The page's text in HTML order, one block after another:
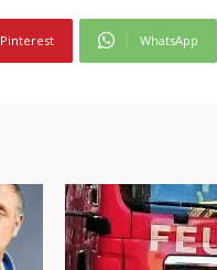
Pinterest WhatsApp